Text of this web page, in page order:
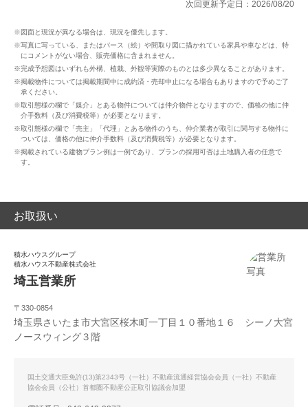
次回更新予定日：2026/08/20
※図面と現況が異なる場合は、現況を優先します。
※写真に写っている、またはパース（絵）や間取り図に描かれている家具や車などは、特
にコメントがない場合、販売価格に含まれません。
※完成予想図はいずれも外構、植栽、外観等実際のものとは多少異なることがあります。
※掲載物件については掲載期間中に成約済・売却中止になる場合もありますので予めご了
承ください。
※取引態様の欄で「媒介」とある物件については仲介物件となりますので、価格の他に仲
介手数料（及び消費税等）が必要となります。
※取引態様の欄で「売主」「代理」とある物件のうち、仲介業者が取引に関与する物件に
ついては、価格の他に仲介手数料（及び消費税等）が必要となります。
※掲載されている建物プラン例は一例であり、プランの採用可否は土地購入者の任意で
す。
お取扱い
積水ハウスグループ
積水ハウス不動産株式会社
埼玉営業所
〒330-0854
埼玉県さいたま市大宮区桜木町一丁目１０番地１６ シーノ大宮
ノースウィング３階
国土交通大臣免許(13)第2343号（一社）不動産流通経営協会会員（一社）不動産
協会会員（公社）首都圏不動産公正取引協議会加盟